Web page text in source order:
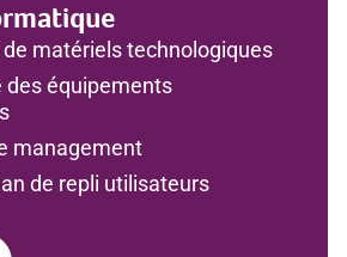
matériels technologiques
des équipements
management
de repli utilisateurs